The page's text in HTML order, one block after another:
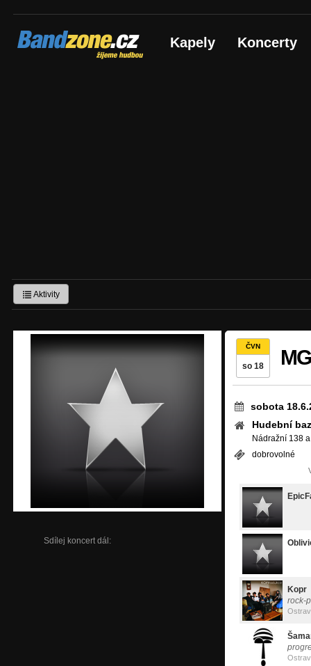
Bandzone.cz
žijeme hudbou Kapely Koncerty
Aktivity
Sdílej koncert dál:
ČVN
so 18
sobota
Hudební
Nádražní 138
dobrovolné
Kopr
rock-